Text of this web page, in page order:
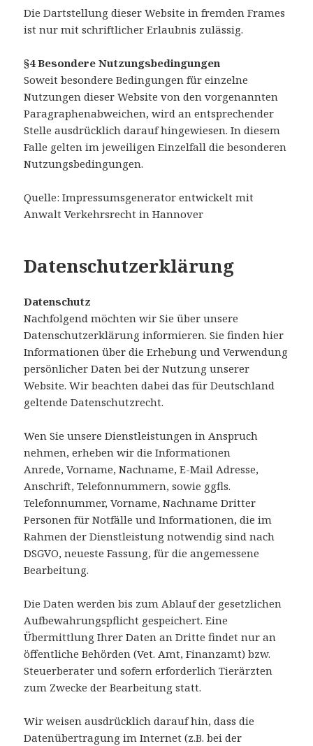
Die Dartstellung dieser Website in fremden Frames
ist nur mit schriftlicher Erlaubnis zulässig.
§4 Besondere Nutzungsbedingungen
Soweit besondere Bedingungen für einzelne
Nutzungen dieser Website von den vorgenannten
Paragraphenabweichen, wird an entsprechender
Stelle ausdrücklich darauf hingewiesen. In diesem
Falle gelten im jeweiligen Einzelfall die besonderen
Nutzungsbedingungen.
Quelle: Impressumsgenerator entwickelt mit
Anwalt Verkehrsrecht in Hannover
Datenschutzerklärung
Datenschutz
Nachfolgend möchten wir Sie über unsere
Datenschutzerklärung informieren. Sie finden hier
Informationen über die Erhebung und Verwendung
persönlicher Daten bei der Nutzung unserer
Website. Wir beachten dabei das für Deutschland
geltende Datenschutzrecht.
Wen Sie unsere Dienstleistungen in Anspruch
nehmen, erheben wir die Informationen
Anrede, Vorname, Nachname, E-Mail Adresse,
Anschrift, Telefonnummern, sowie ggfls.
Telefonnummer, Vorname, Nachname Dritter
Personen für Notfälle und Informationen, die im
Rahmen der Dienstleistung notwendig sind nach
DSGVO, neueste Fassung, für die angemessene
Bearbeitung.
Die Daten werden bis zum Ablauf der gesetzlichen
Aufbewahrungspflicht gespeichert. Eine
Übermittlung Ihrer Daten an Dritte findet nur an
öffentliche Behörden (Vet. Amt, Finanzamt) bzw.
Steuerberater und sofern erforderlich Tierärzten
zum Zwecke der Bearbeitung statt.
Wir weisen ausdrücklich darauf hin, dass die
Datenübertragung im Internet (z.B. bei der